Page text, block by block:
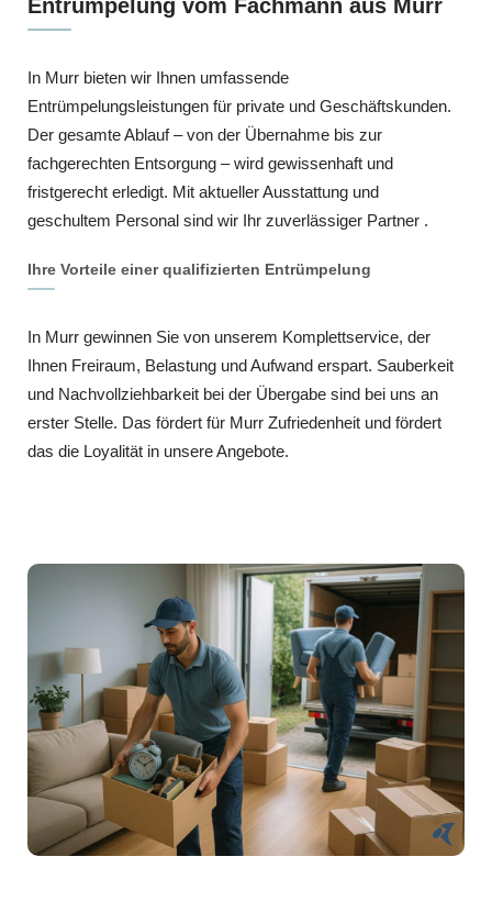
Entrümpelung vom Fachmann aus Murr
In Murr bieten wir Ihnen umfassende
Entrümpelungsleistungen für private und Geschäftskunden.
Der gesamte Ablauf – von der Übernahme bis zur
fachgerechten Entsorgung – wird gewissenhaft und
fristgerecht erledigt. Mit aktueller Ausstattung und
geschultem Personal sind wir Ihr zuverlässiger Partner .
Ihre Vorteile einer qualifizierten Entrümpelung
In Murr gewinnen Sie von unserem Komplettservice, der
Ihnen Freiraum, Belastung und Aufwand erspart. Sauberkeit
und Nachvollziehbarkeit bei der Übergabe sind bei uns an
erster Stelle. Das fördert für Murr Zufriedenheit und fördert
das die Loyalität in unsere Angebote.